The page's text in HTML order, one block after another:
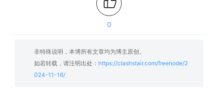
0
非特殊说明，本博所有文章均为博主原创。
如若转载，请注明出处： https://clashstair.com/freenode/2
024-11-16/